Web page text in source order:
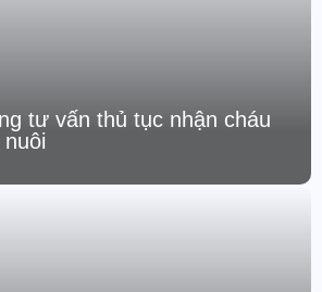
tư vấn thủ tục nhận cháu